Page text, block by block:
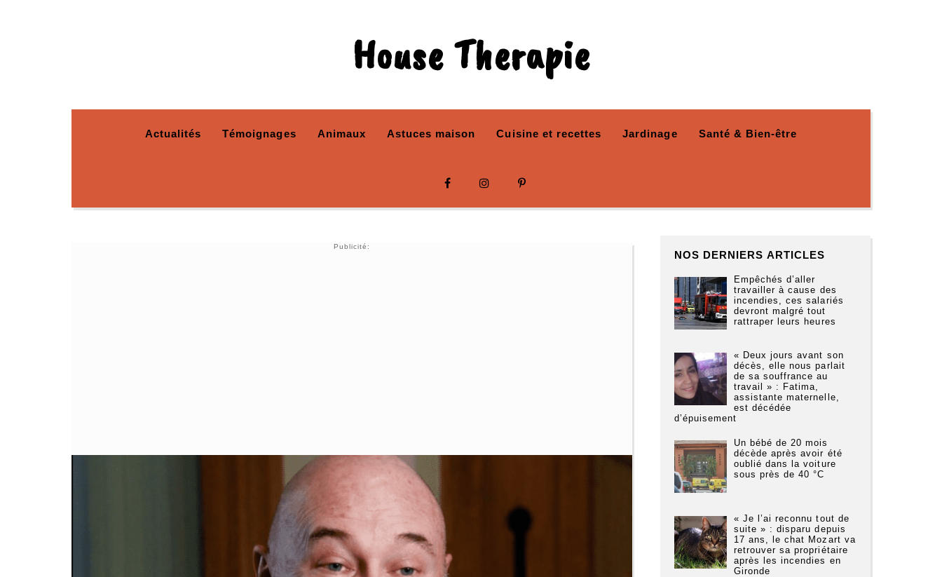
House Therapie
Actualités Témoignages Animaux Astuces maison Cuisine et recettes Jardinage Santé & Bien-être
Publicité:
NOS DERNIERS ARTICLES
Empêchés d’aller
travailler à cause des
incendies, ces salariés
devront malgré tout
rattraper leurs heures
« Deux jours avant son
décès, elle nous parlait
de sa souffrance au
travail » : Fatima,
assistante maternelle,
est décédée
d’épuisement
Un bébé de 20 mois
décède après avoir été
oublié dans la voiture
sous près de 40 °C
« Je l’ai reconnu tout de
suite » : disparu depuis
17 ans, le chat Mozart va
retrouver sa propriétaire
après les incendies en
Gironde